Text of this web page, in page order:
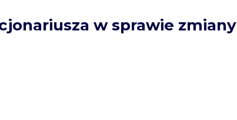
w sprawie zmiany